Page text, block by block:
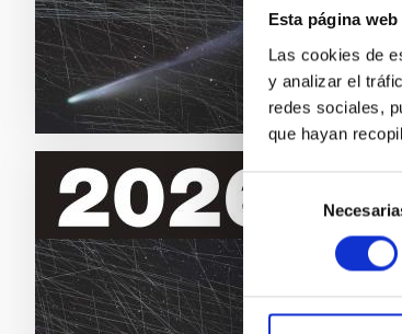
Esta página
Las cookies de
y analizar el
redes sociales,
que hayan
Selección
de
consentimiento